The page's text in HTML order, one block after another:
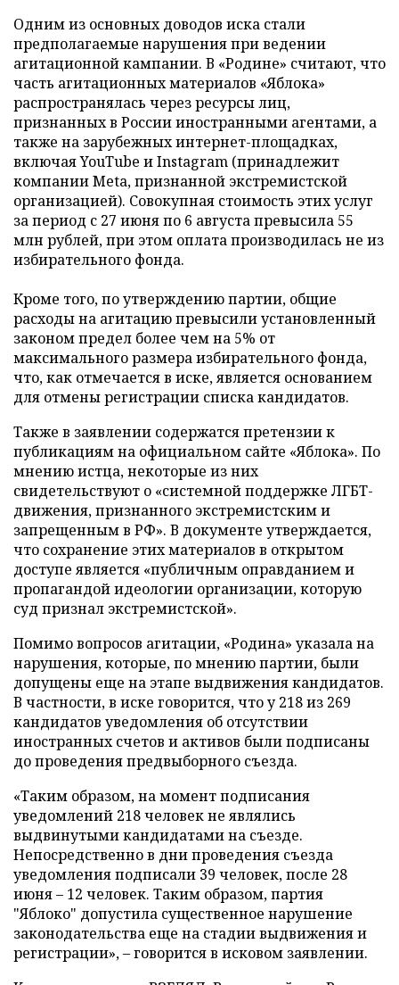
Одним из основных доводов иска стали
предполагаемые нарушения при ведении
агитационной кампании. В «Родине» считают, что
часть агитационных материалов «Яблока»
распространялась через ресурсы лиц,
признанных в России иностранными агентами, а
также на зарубежных интернет-площадках,
включая YouTube и Instagram (принадлежит
компании Meta, признанной экстремистской
организацией). Совокупная стоимость этих услуг
за период с 27 июня по 6 августа превысила 55
млн рублей, при этом оплата производилась не из
избирательного фонда.
Кроме того, по утверждению партии, общие
расходы на агитацию превысили установленный
законом предел более чем на 5% от
максимального размера избирательного фонда,
что, как отмечается в иске, является основанием
для отмены регистрации списка кандидатов.
Также в заявлении содержатся претензии к
публикациям на официальном сайте «Яблока». По
мнению истца, некоторые из них
свидетельствуют о «системной поддержке ЛГБТ-
движения, признанного экстремистским и
запрещенным в РФ». В документе утверждается,
что сохранение этих материалов в открытом
доступе является «публичным оправданием и
пропагандой идеологии организации, которую
суд признал экстремистской».
Помимо вопросов агитации, «Родина» указала на
нарушения, которые, по мнению партии, были
допущены еще на этапе выдвижения кандидатов.
В частности, в иске говорится, что у 218 из 269
кандидатов уведомления об отсутствии
иностранных счетов и активов были подписаны
до проведения предвыборного съезда.
«Таким образом, на момент подписания
уведомлений 218 человек не являлись
выдвинутыми кандидатами на съезде.
Непосредственно в дни проведения съезда
уведомления подписали 39 человек, после 28
июня – 12 человек. Таким образом, партия
"Яблоко" допустила существенное нарушение
законодательства еще на стадии выдвижения и
регистрации», – говорится в исковом заявлении.